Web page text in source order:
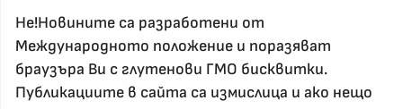
За реклама и връзка с нас, пишете на
Не!Новините са разработени от
Международното положение и поразяват
браузъра Ви с глутенови ГМО бисквитки.
Публикациите в сайта са измислица и ако нещо